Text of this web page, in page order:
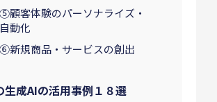
⑤顧客体験のパーソナライズ・
自動化
⑥新規商品・サービスの創出
生成AIの活用事例１８選